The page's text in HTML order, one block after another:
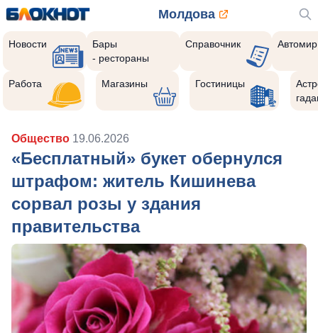
Молдова
Новости
Бары
- рестораны
Справочник Автомир
Работа Магазины Гостиницы
Общество 19.06.2026
«Бесплатный» букет обернулся
штрафом: житель Кишинева
сорвал розы у здания
правительства